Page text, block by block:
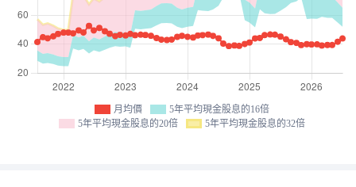
月均價
5年平均現金股息的16倍
5年平均現金股息的20倍
5年平均現金股息的32倍